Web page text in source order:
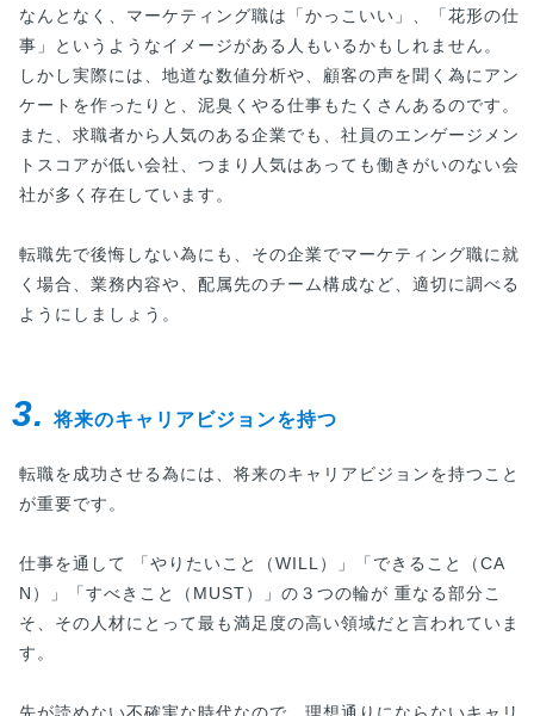
なんとなく、マーケティング職は「かっこいい」、「花形の仕
事」というようなイメージがある人もいるかもしれません。
しかし実際には、地道な数値分析や、顧客の声を聞く為にアン
ケートを作ったりと、泥臭くやる仕事もたくさんあるのです。
また、求職者から人気のある企業でも、社員のエンゲージメン
トスコアが低い会社、つまり人気はあっても働きがいのない会
社が多く存在しています。
転職先で後悔しない為にも、その企業でマーケティング職に就
く場合、業務内容や、配属先のチーム構成など、適切に調べる
ようにしましょう。
3. 将来のキャリアビジョンを持つ
転職を成功させる為には、将来のキャリアビジョンを持つこと
が重要です。
仕事を通して 「やりたいこと（WILL）」「できること（CA
N）」「すべきこと（MUST）」の３つの輪が 重なる部分こ
そ、その人材にとって最も満足度の高い領域だと言われていま
す。